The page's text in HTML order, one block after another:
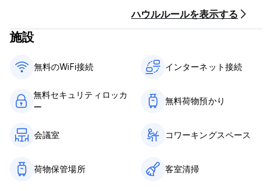
ラ パルメラ ホステルでは、快適さ、文化、友情を融合させ、忘
加わってください！
ラ パルメラ ホステル - 利用規約:
合、またはノーショーの場合は、滞在の最初の1泊分の料金が課金
されます。
チェックインは14:00～21:00までとなります。
到着時に現金、クレジットカード、デビットカードでお支払いく
ハウルルールを表示する
施設
無料のWiFi接続 インターネット接続
無料セキュリティロッカ
ー
無料荷物預かり
会議室 コワーキングスペース
荷物保管場所 客室清掃